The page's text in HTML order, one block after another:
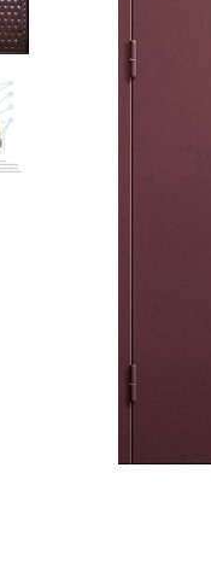
Двери с винилискожей